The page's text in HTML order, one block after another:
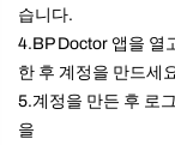
습니다.
4.BP Doctor 앱을 열
한 후 계정을 만드세
5.계정을 만든 후 로
을